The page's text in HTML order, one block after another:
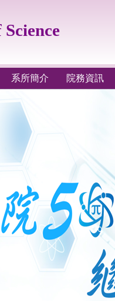
系所簡介 院務資訊